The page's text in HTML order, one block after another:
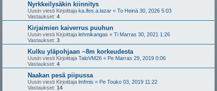
Nyrkkeilysäkin kiinnitys
Uusin viesti Kirjoittaja ka.ifes.a.lazar « To Heinä 30, 2026 5:03
Vastaukset: 4
Kirjaimien kaiverrus puuhun
Uusin viesti Kirjoittaja lehmikangas « Ti Marras 30, 2021 1:26
Vastaukset: 3
Kulku yläpohjaan ~8m korkeudesta
Uusin viesti Kirjoittaja TaloVM26 « Pe Marras 29, 2019 0:06
Vastaukset: 4
Naakan pesä piipussa
Uusin viesti Kirjoittaja lmfmis « Pe Touko 03, 2019 11:22
Vastaukset: 14